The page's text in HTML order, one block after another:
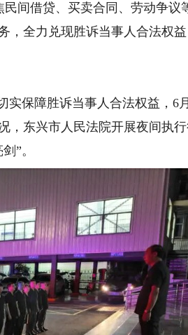
民间借贷、买卖合同、劳动争议
，全力兑现胜诉当事人合法权
保障胜诉当事人合法权益，6
，东兴市人民法院开展夜间执
”。